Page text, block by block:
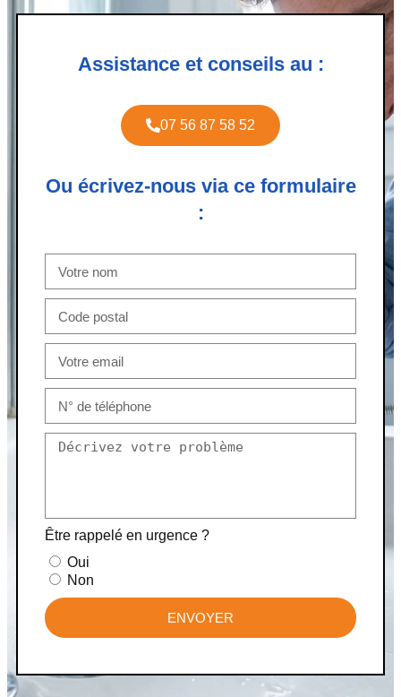
Assistance et conseils au :
07 56 87 58 52
Ou écrivez-nous via ce formulaire
:
Être rappelé en urgence ?
Oui
Non
ENVOYER